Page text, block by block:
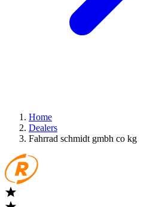
Home
Dealers
Fahrrad schmidt gmbh co kg